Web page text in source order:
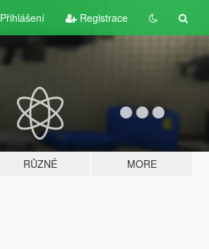
Přihlášení Registrace
RŮZNÉ MORE